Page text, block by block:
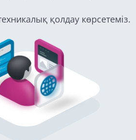
қолдау көрсетеміз.